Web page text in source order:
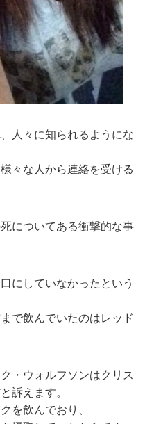
人々に知られるようにな
々な人から連絡を受ける
についてある衝撃的な事
にしていなかったという
で飲んでいたのはレッド
・ウォルフソンはクリス
訴えます。
を飲んでおり、